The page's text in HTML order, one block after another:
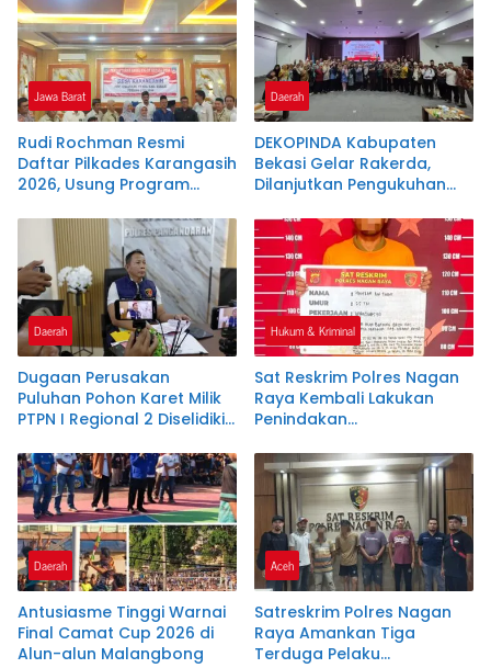
Jawa Barat
Rudi Rochman Resmi
Daftar Pilkades Karangasih
2026, Usung Program
Pendidikan, dan
Kesejahteraan Guru Ngaji
Daerah
DEKOPINDA Kabupaten
Bekasi Gelar Rakerda,
Dilanjutkan Pengukuhan
dan Lembaga Teknis
Daerah
Dugaan Perusakan
Puluhan Pohon Karet Milik
PTPN I Regional 2 Diselidiki
Hukum & Kriminal
Sat Reskrim Polres Nagan
Raya Kembali Lakukan
Penindakan
Bersubsidi, Tiga Tersangka
Ditahan.
Daerah
Antusiasme Tinggi Warnai
Final Camat Cup 2026 di
Alun-alun Malangbong
Aceh
Satreskrim Polres Nagan
Raya Amankan Tiga
Terduga Pelaku